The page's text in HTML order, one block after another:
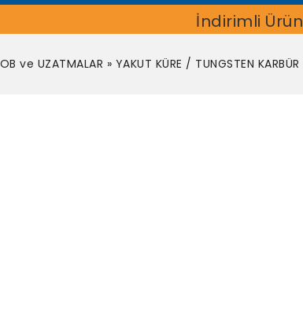
İndirimli
ve UZATMALAR » YAKUT KÜRE / TUNGSTEN